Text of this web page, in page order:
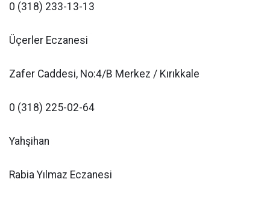
0 (318) 233-13-13
Üçerler Eczanesi
Zafer Caddesi, No:4/B Merkez / Kırıkkale
0 (318) 225-02-64
Yahşihan
Rabia Yılmaz Eczanesi